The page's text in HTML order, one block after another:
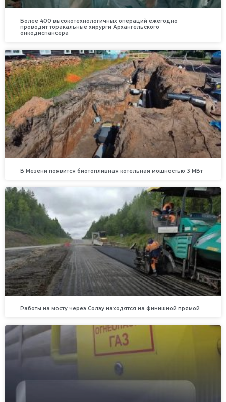
Более 400 высокотехнологичных операций ежегодно
проводят торакальные хирурги Архангельского
онкодиспансера
В Мезени появится биотопливная котельная мощностью 3 МВт
Работы на мосту через Солзу находятся на финишной прямой